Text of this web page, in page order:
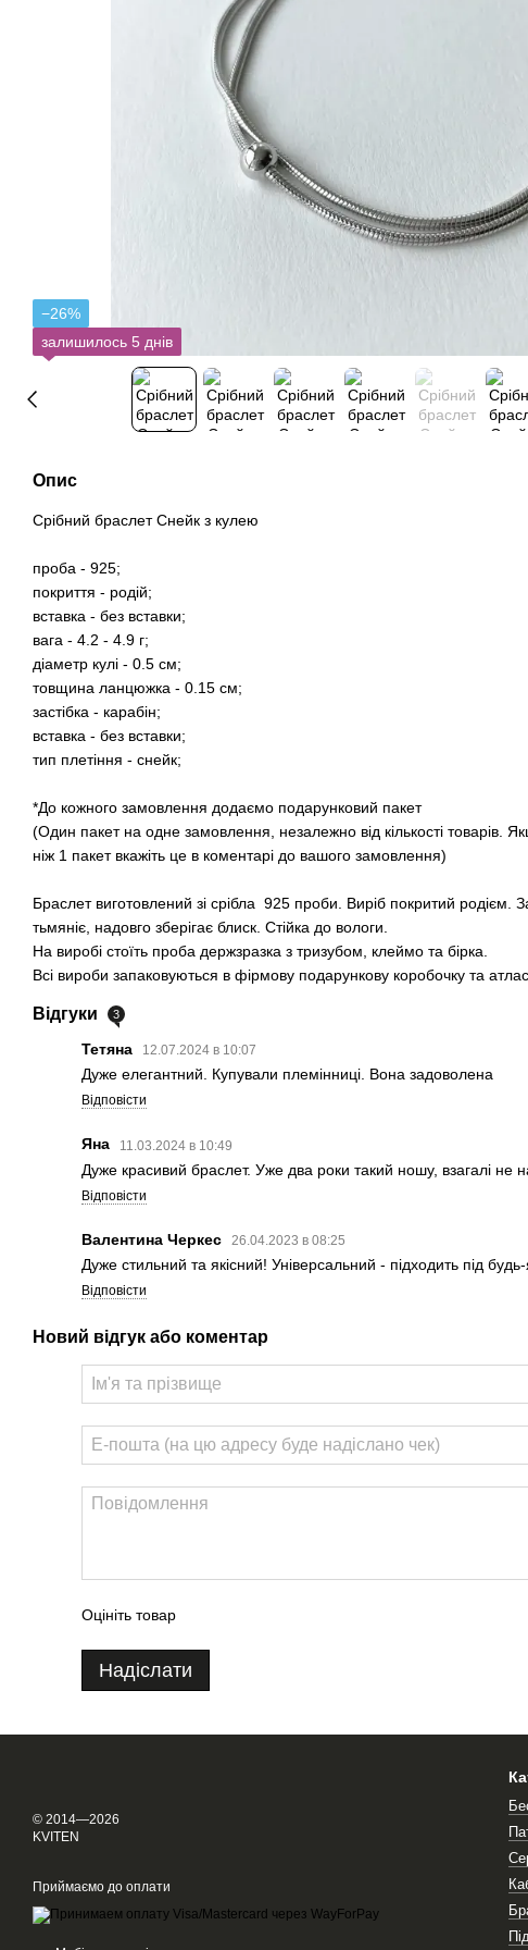
−26%
залишилось 5 днів
Опис
Срібний браслет Снейк з кулею
проба - 925;
покриття - родій;
вставка - без вставки;
вага - 4.2 - 4.9 г;
діаметр кулі - 0.5 см;
товщина ланцюжка - 0.15 см;
застібка - карабін;
вставка - без вставки;
тип плетіння - снейк;
*До кожного замовлення додаємо подарунковий пакет
(Один пакет на одне замовлення, незалежно від кількості товарів.
ніж 1 пакет вкажіть це в коментарі до вашого замовлення)
Браслет виготовлений зі срібла 925 проби. Виріб покритий родієм.
тьмяніє, надовго зберігає блиск. Стійка до вологи.
На виробі стоїть проба держзразка з тризубом, клеймо та бірка.
Всі вироби запаковуються в фірмову подарункову коробочку та
Відгуки 3
Тетяна 12.07.2024 в 10:07
Дуже елегантний. Купували племінниці. Вона задоволена
Відповісти
Яна 11.03.2024 в 10:49
Дуже красивий браслет. Уже два роки такий ношу, взагалі не
Відповісти
Валентина Черкес 26.04.2023 в 08:25
Дуже стильний та якісний! Універсальний - підходить під
Відповісти
Новий відгук або коментар
Оцініть товар
Надіслати
© 2014—2026
KVITEN
Приймаємо до оплати